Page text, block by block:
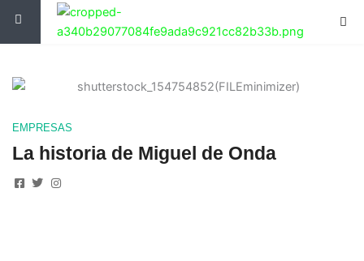
contenido
EMPRESAS
La historia de Miguel de Onda